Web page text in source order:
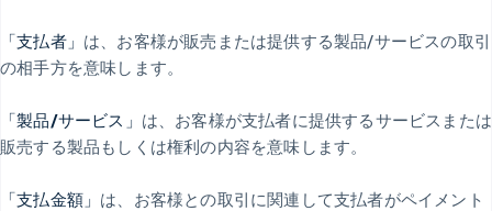
「支払者」 は、お客様が販売または提供する製品/サービスの取引
の相手方を意味します。
「製品/サービス」 は、お客様が支払者に提供するサービスまたは
販売する製品もしくは権利の内容を意味します。
「支払金額」 は、お客様との取引に関連して支払者がペイメント